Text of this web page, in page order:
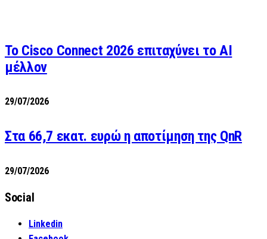
Το Cisco Connect 2026 επιταχύνει το AI
μέλλον
29/07/2026
Στα 66,7 εκατ. ευρώ η αποτίμηση της QnR
29/07/2026
Social
Linkedin